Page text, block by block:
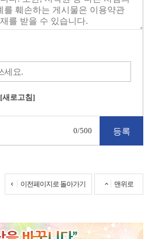
[새로고침]
0/500
이전페이지로 돌아가기 맨위로